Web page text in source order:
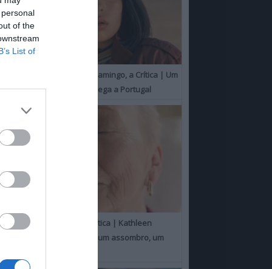
of the
List of
O Misterioso Olhar do Flamingo, a Crítica | Um
Campeão de Cannes chega a Portugal
Um Toque Familiar, a Crítica | Kathleen
Chalfant é um espanto, um assombro, um